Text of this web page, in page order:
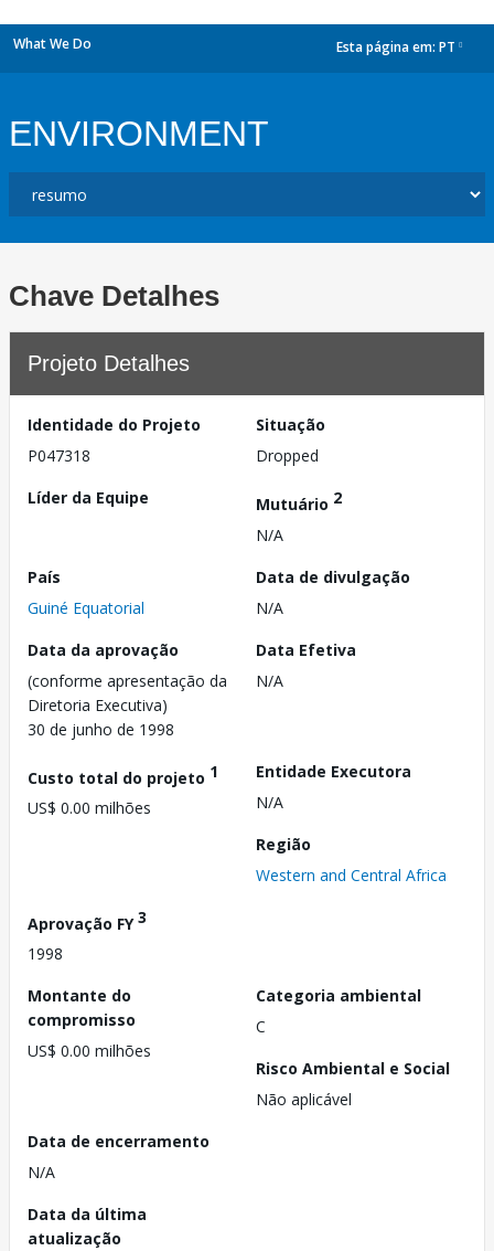
What We Do Esta página em: PT
ENVIRONMENT
Chave Detalhes
Projeto Detalhes
Identidade do Projeto
P047318
Situação
Dropped
Líder da Equipe
Mutuário 2
N/A
País
Guiné Equatorial
Data de divulgação
N/A
Data da aprovação
(conforme apresentação da
Diretoria Executiva)
30 de junho de 1998
Data Efetiva
N/A
Custo total do projeto 1
US$ 0.00 milhões
Entidade Executora
N/A
Região
Western and Central Africa
Aprovação FY3
1998
Montante do
compromisso
US$ 0.00 milhões
Categoria ambiental
C
Risco Ambiental e Social
Não aplicável
Data de encerramento
N/A
Data da última
atualização